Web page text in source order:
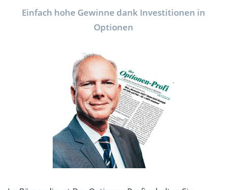
Einfach hohe Gewinne dank Investitionen in
Optionen